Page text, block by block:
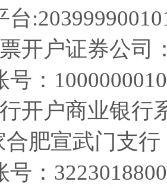
台
开户证券公司
号：
开户商业银行
合肥宣武门支行
号：